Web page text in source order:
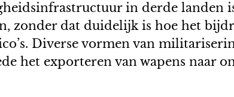
in derde landen
zonder dat duidelijk is hoe het
Diverse vormen van
het exporteren van wapens naar